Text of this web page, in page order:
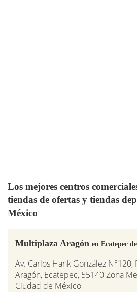
Los mejores centros
tiendas de ofertas y tiendas
México
Multiplaza Aragón en Ecatepec
Av. Carlos Hank González N°120,
Aragón, Ecatepec, 55140 Zona
Ciudad de México